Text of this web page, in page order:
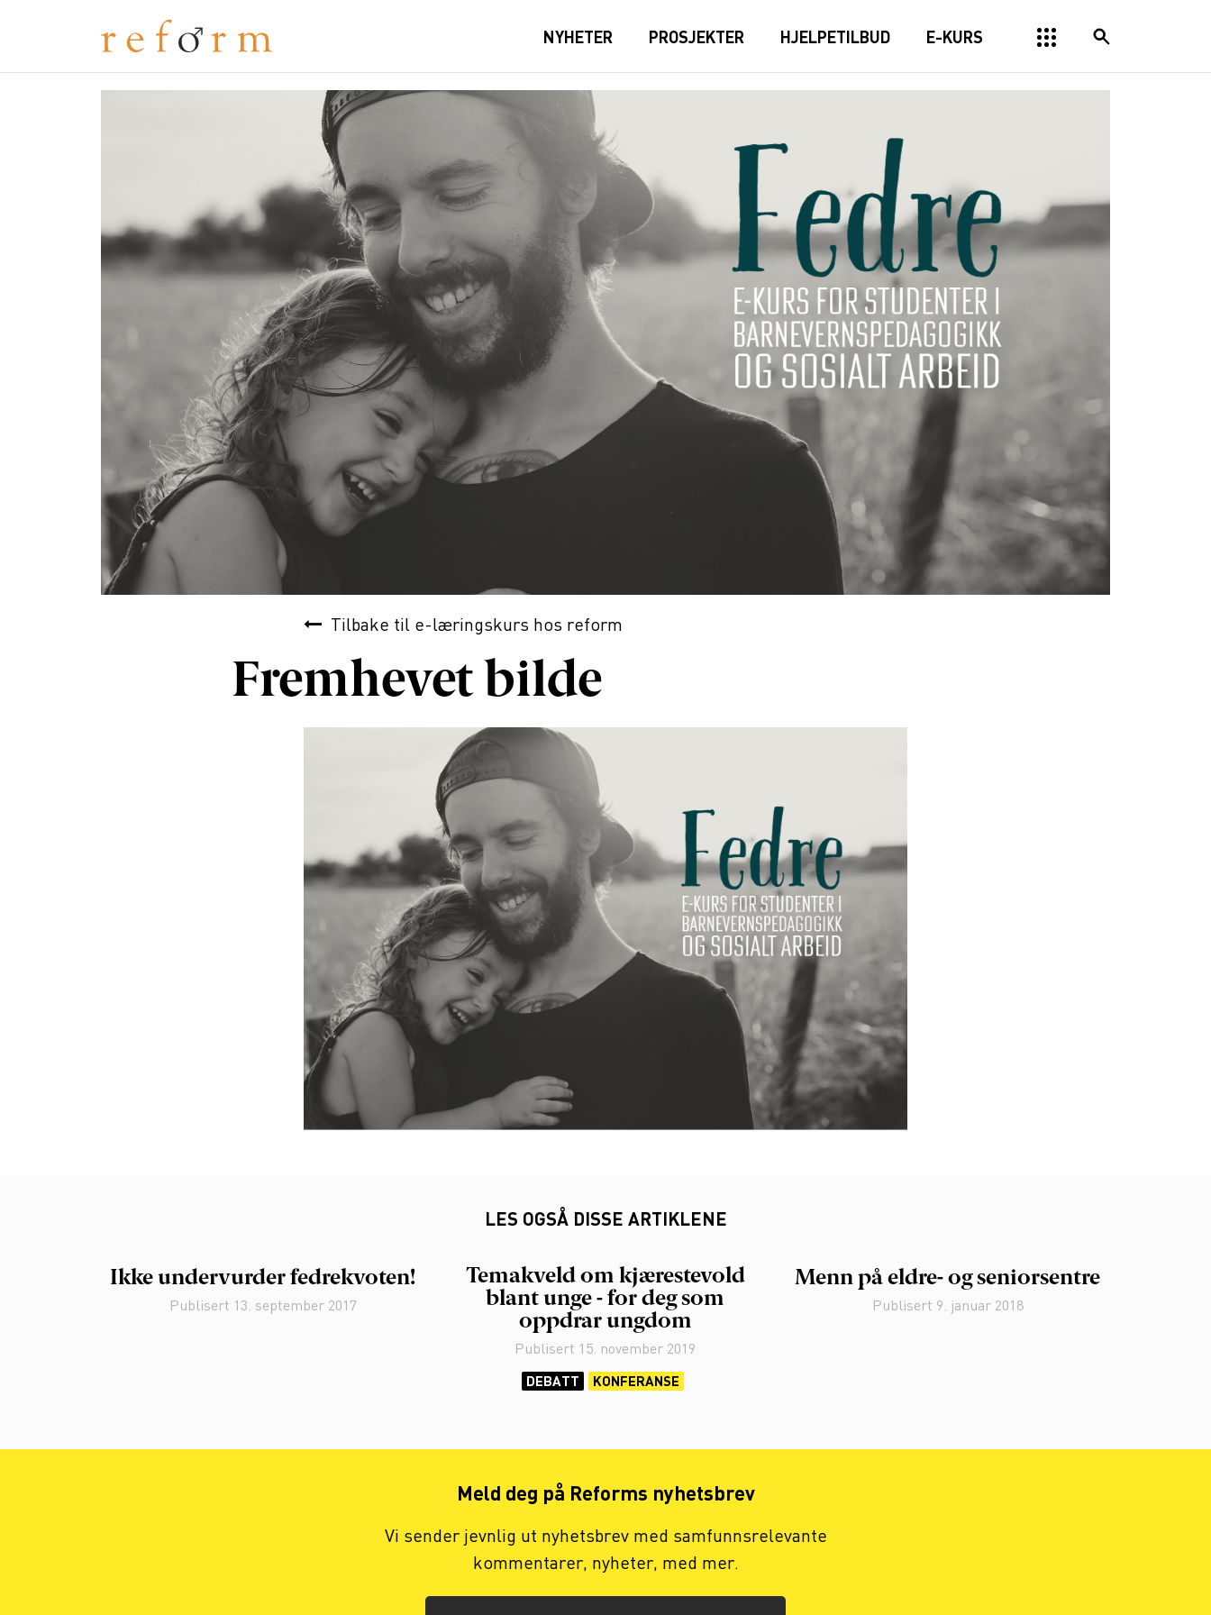
NYHETER PROSJEKTER HJELPETILBUD E-KURS
Tilbake tile-læringskurs hos reform
Fremhevet bilde
LES OGSÅ DISSE ARTIKLENE
Ikke undervurder fedrekvoten!
Publisert 13. september 2017
Temakveld om kjærestevold
blant unge - for deg som
oppdrar ungdom
Publisert 15. november 2019
DEBATT KONFERANSE
Menn på eldre- og seniorsentre
Publisert 9. januar 2018
Meld deg på Reforms nyhetsbrev
Vi sender jevnlig ut nyhetsbrev med samfunnsrelevante
kommentarer, nyheter, med mer.